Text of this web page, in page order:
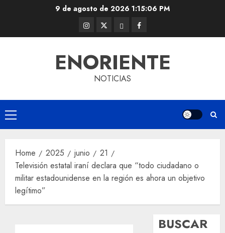
9 de agosto de 20261:15:07 PM
Instagram
@EnOriente
Twitter
(X)
ThreadsFacebook
ENORIENTE
NOTICIAS
Primary
Menu
Home 2025 junio
21
Televisión estatal iraní declara que “todo ciudadano o
militar estadounidense en la región es ahora un objetivo
legítimo”
BUSCAR